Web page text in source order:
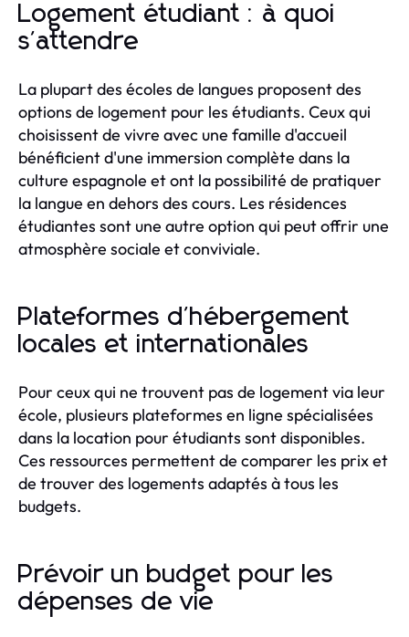
Logement étudiant : à quoi
s'attendre
La plupart des écoles de langues proposent des
options de logement pour les étudiants. Ceux qui
choisissent de vivre avec une famille d'accueil
bénéficient d'une immersion complète dans la
culture espagnole et ont la possibilité de pratiquer
la langue en dehors des cours. Les résidences
étudiantes sont une autre option qui peut offrir une
atmosphère sociale et conviviale.
Plateformes d'hébergement
locales et internationales
Pour ceux qui ne trouvent pas de logement via leur
école, plusieurs plateformes en ligne spécialisées
dans la location pour étudiants sont disponibles.
Ces ressources permettent de comparer les prix et
de trouver des logements adaptés à tous les
budgets.
Prévoir un budget pour les
dépenses de vie